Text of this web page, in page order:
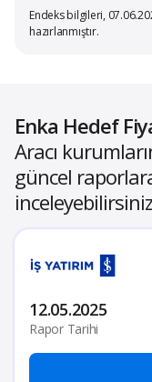
Endeks bilgileri,
hazırlanmıştır.
Enka Hedef
Aracı
güncel
12.05.2025
Rapor Tarihi